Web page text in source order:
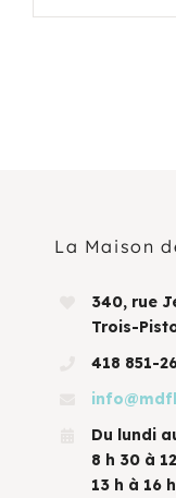
La Maison
340, rue
Trois-
418 851-
Du lundi
8 h 30 à
13 h à 16